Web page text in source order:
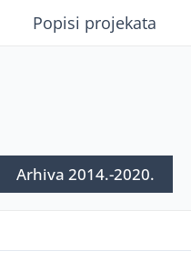
Popisi projekata
Arhiva 2014.-2020.